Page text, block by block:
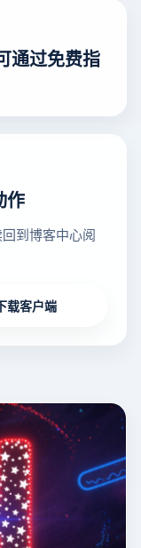
通过免费指
作
到博客中心阅
载客户端